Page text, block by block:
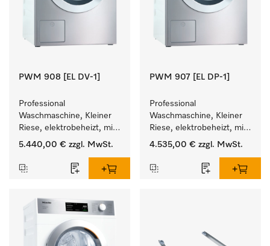
PWM 908 [EL DV-1]
Professional
Waschmaschine, Kleiner
Riese, elektrobeheizt, mit
Ablaufventil und
Programmen.
Leistung 8 kg  in 49 min .
5.440,00 € zzgl. MwSt.
PWM 907 [EL DP-1]
Professional
Waschmaschine, Kleiner
Riese, elektrobeheizt, mit
Ablaufpumpe und
Programmen.
Leistung 7 kg  in 49 min .
4.535,00 € zzgl. MwSt.